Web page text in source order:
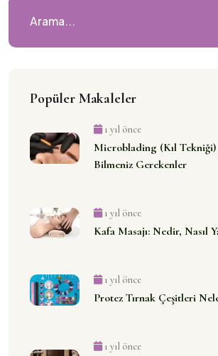
Popüler Makaleler
1 yıl önce
Microblading (Kıl Tekniği)
Bilmeniz Gerekenler
1 yıl önce
Kafa Masajı: Nedir, Nasıl
1 yıl önce
Protez Tırnak Çeşitleri
1 yıl önce